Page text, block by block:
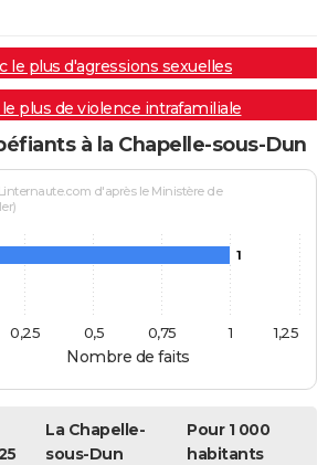
le plus d'agressions sexuelles
plus de violence intrafamiliale
à la Chapelle-sous-Dun
Nombre de faits
d'après le Ministère de
1
1
0,25 0,5 0,75 1,25
La Chapelle-
sous-Dun
Pour 1 000
habitants